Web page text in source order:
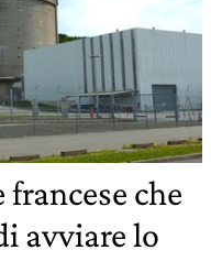
che
avviare lo